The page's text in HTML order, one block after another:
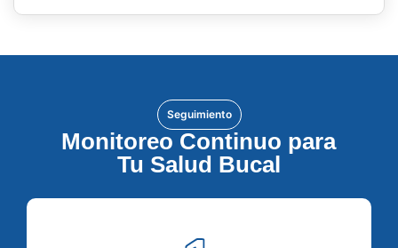
Seguimiento
Monitoreo Continuo para
Tu Salud Bucal